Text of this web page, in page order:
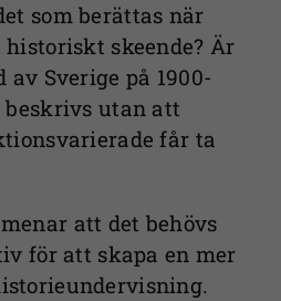
som berättas när
skeende? Är
Sverige på 1900-
utan att
får ta
att det behövs
för att skapa en mer